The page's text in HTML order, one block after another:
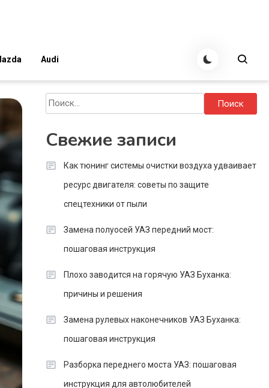
Audi
Найти:
Свежие записи
Как тюнинг системы очистки воздуха удваивает
ресурс двигателя: советы по защите
спецтехники от пыли
Замена полуосей УАЗ передний мост:
пошаговая инструкция
Плохо заводится на горячую УАЗ Буханка:
причины и решения
Замена рулевых наконечников УАЗ Буханка:
пошаговая инструкция
Разборка переднего моста УАЗ: пошаговая
инструкция для автолюбителей